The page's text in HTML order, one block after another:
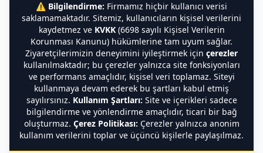
⚠️ Bilgilendirme: Firmamız hiçbir kullanıcı verisi
saklamamaktadır. Sitemiz, kullanıcıların kişisel verilerini
kaydetmez ve KVKK(6698 sayılı Kişisel Verilerin
Korunması Kanunu) hükümlerine tam uyum sağlar.
Ziyaretçilerimizin deneyimini iyileştirmek için çerezler
kullanılmaktadır; bu çerezler yalnızca site fonksiyonları
ve performans amaçlıdır, kişisel veri toplamaz. Siteyi
kullanmaya devam ederek bu şartları kabul etmiş
sayılırsınız. Kullanım Şartları: Site ve içerikleri sadece
bilgilendirme ve yönlendirme amaçlıdır, ticari bir bağ
oluşturmaz. Çerez Politikası: Çerezler yalnızca anonim
kullanım verilerini toplar ve üçüncü kişilerle paylaşılmaz.